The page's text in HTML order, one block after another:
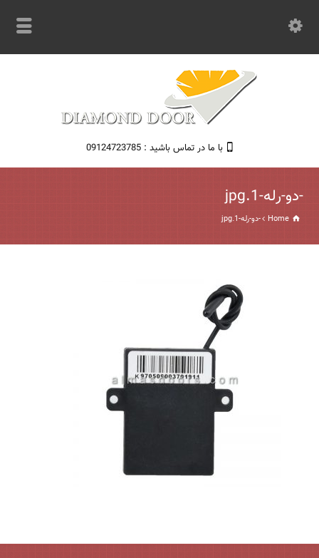
با ما در تماس باشید : 09124723785
-دو-رله-1.jpg
Home -دو-رله-1.jpg